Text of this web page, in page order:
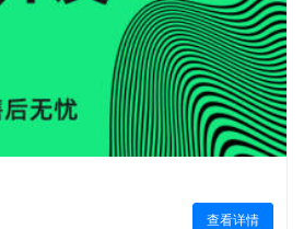
查看详情